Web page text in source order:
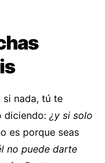
si nada, tú te
diciendo: ¿y si solo
es porque seas
no puede darte